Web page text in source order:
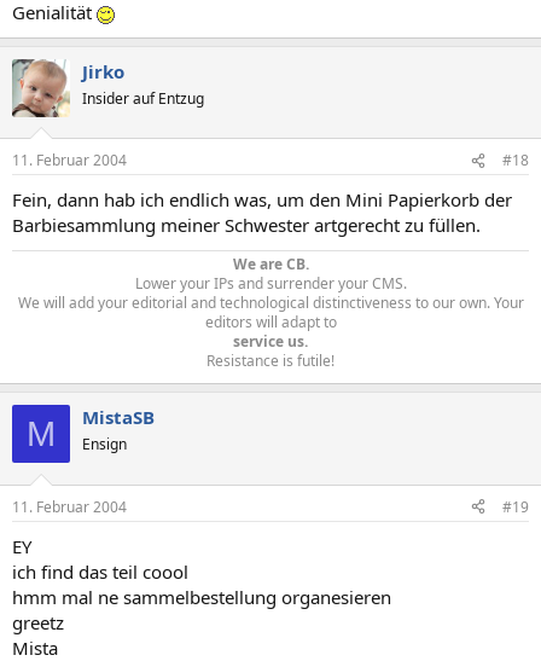
Genialität
Jirko
Insider auf Entzug
11. Februar 2004 #18
Fein, dann hab ich endlich was, um den Mini Papierkorb der
Barbiesammlung meiner Schwester artgerecht zu füllen.
We are CB.
Lower your IPs and surrender your CMS.
We will add your editorial and technological distinctiveness to our own. Your
editors will adapt to
service us.
Resistance is futile!​
M MistaSB
Ensign
11. Februar 2004 #19
EY
ich find das teil coool
hmm mal ne sammelbestellung organesieren
greetz
Mista